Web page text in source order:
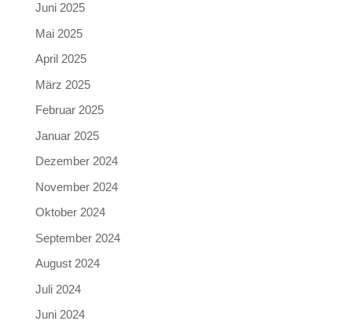
Juni 2025
Mai 2025
April 2025
März 2025
Februar 2025
Januar 2025
Dezember 2024
November 2024
Oktober 2024
September 2024
August 2024
Juli 2024
Juni 2024